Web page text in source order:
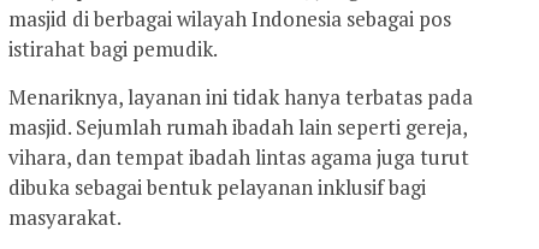
masjid di berbagai wilayah Indonesia sebagai pos
istirahat bagi pemudik.
Menariknya, layanan ini tidak hanya terbatas pada
masjid. Sejumlah rumah ibadah lain seperti gereja,
vihara, dan tempat ibadah lintas agama juga turut
dibuka sebagai bentuk pelayanan inklusif bagi
masyarakat.